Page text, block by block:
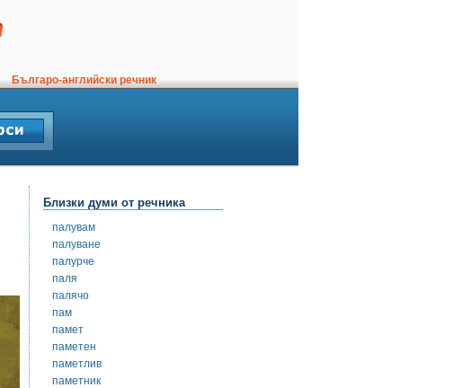
Българо-английски речник
Близки думи от речника
палувам
палуване
палурче
паля
палячо
пам
памет
паметен
паметлив
паметник